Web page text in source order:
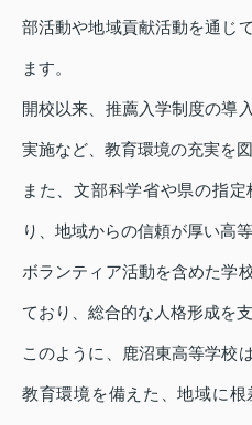
部活動や地域貢献活動を通じ
ます。
開校以来、推薦入学制度の導
実施など、教育環境の充実を
また、文部科学省や県の指
り、地域からの信頼が厚い高等
ボランティア活動を含めた学
ており、総合的な人格形成を
このように、鹿沼東高等学校
教育環境を備えた、地域に